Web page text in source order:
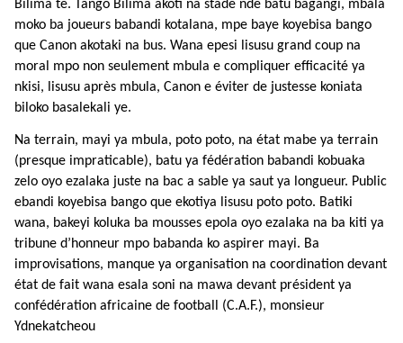
Bilima te. Tango Bilima akoti na stade nde batu bagangi, mbala
moko ba joueurs babandi kotalana, mpe baye koyebisa bango
que Canon akotaki na bus. Wana epesi lisusu grand coup na
moral mpo non seulement mbula e compliquer efficacité ya
nkisi, lisusu après mbula, Canon e éviter de justesse koniata
biloko basalekali ye.
Na terrain, mayi ya mbula, poto poto, na état mabe ya terrain
(presque impraticable), batu ya fédération babandi kobuaka
zelo oyo ezalaka juste na bac a sable ya saut ya longueur. Public
ebandi koyebisa bango que ekotiya lisusu poto poto. Batiki
wana, bakeyi koluka ba mousses epola oyo ezalaka na ba kiti ya
tribune d’honneur mpo babanda ko aspirer mayi. Ba
improvisations, manque ya organisation na coordination devant
état de fait wana esala soni na mawa devant président ya
confédération africaine de football (C.A.F.), monsieur
Ydnekatcheou